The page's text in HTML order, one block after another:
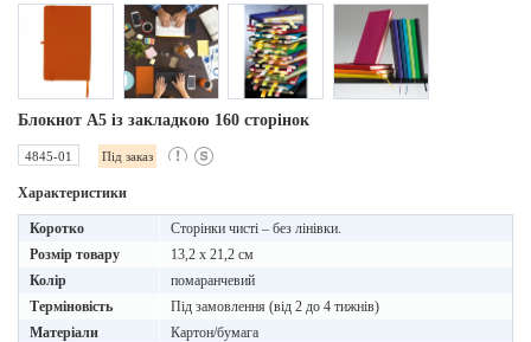
Блокнот A5 із закладкою 160 сторінок
4845-01 Під заказ
Характеристики
Коротко
Сторінки чисті – без лінівки.
Розмір товару
13,2 x 21,2 см
Колір
помаранчевий
Терміновість
Під замовлення (від 2 до 4 тижнів)
Матеріали
Картон/бумага